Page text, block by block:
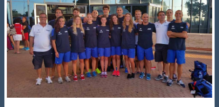
Salvamento
Master
Formazione